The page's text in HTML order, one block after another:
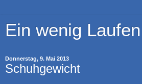
Ein wenig Laufen
Donnerstag, 9. Mai 2013
Schuhgewicht